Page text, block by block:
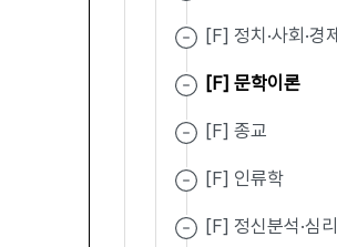
[F] 정치·사회·경제
[F] 문학이론
[F] 종교
[F] 인류학
[F] 정신분석·심리